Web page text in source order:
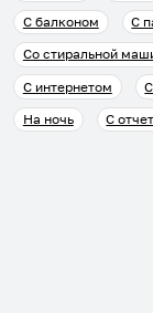
С балконом
С
Со стиральной
С интернетом
На ночь
С